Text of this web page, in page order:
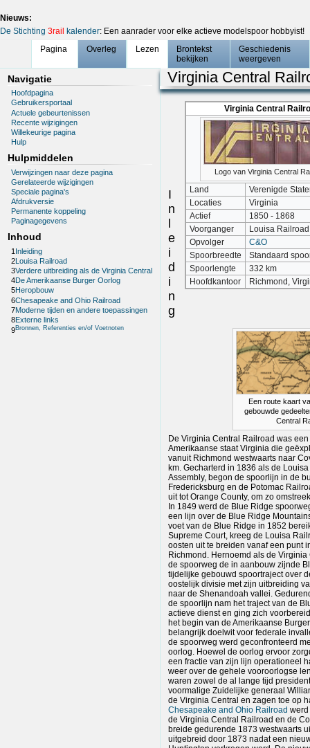
Nieuws:
De Stichting 3rail kalender: Een aanrader voor elke actieve modelspoor hobbyist!
Pagina
Overleg Lezen
Brontekst
bekijken
Geschiedenis
weergeven
Navigatie
Hoofdpagina
Gebruikersportaal
Actuele gebeurtenissen
Recente wijzigingen
Willekeurige pagina
Hulp
Hulpmiddelen
Verwijzingen naar deze pagina
Gerelateerde wijzigingen
Speciale pagina's
Afdrukversie
Permanente koppeling
Paginagegevens
Inhoud
1 Inleiding
2Louisa Railroad
3Verdere uitbreiding als de Virginia Central
4De Amerikaanse Burger Oorlog
5Heropbouw
6Chesapeake and Ohio Railroad
7Moderne tijden en andere toepassingen
8Externe links
9Bronnen, Referenties en/of Voetnoten
Virginia Central
Virginia Central
Logo van Virginia Central
Land
Verenigde
Locaties
Virginia
Actief
1850 - 1868
Voorganger
Louisa Railroad
Opvolger
C&O
Spoorbreedte
Standaard
Spoorlengte
332 km
Hoofdkantoor
Richmond,
I
n
l
e
i
d
i
n
g
Een route kaart
gebouwde
Central
De Virginia Central Railroad was
Amerikaanse staat Virginia die
vanuit Richmond westwaarts naar
km. Gecharterd in 1836 als de
Assembly, begon de spoorlijn in de
Fredericksburg en de Potomac
uit tot Orange County, om zo
In 1849 werd de Blue Ridge
een lijn over de Blue Ridge
voet van de Blue Ridge in 1852
Supreme Court, kreeg de Louisa
oosten uit te breiden vanaf een punt
Richmond. Hernoemd als de
de spoorweg de in aanbouw zijnde
tijdelijke gebouwd spoortraject over
oostelijk divisie met zijn uitbreiding
naar de Shenandoah vallei.
de spoorlijn nam het traject van de
actieve dienst en ging zich
het begin van de Amerikaanse
belangrijk doelwit voor federale
de spoorweg werd geconfronteerd
oorlog. Hoewel de oorlog ervoor
een fractie van zijn lijn operationeel
weer over de gehele vooroorlogse
waren zowel de al lange tijd
voormalige Zuidelijke generaal
de Virginia Central en zagen toe op
Chesapeake and Ohio Railroad
de Virginia Central Railroad en de
breide gedurende 1873 westwaarts
uitgebreid door 1873 nadat een